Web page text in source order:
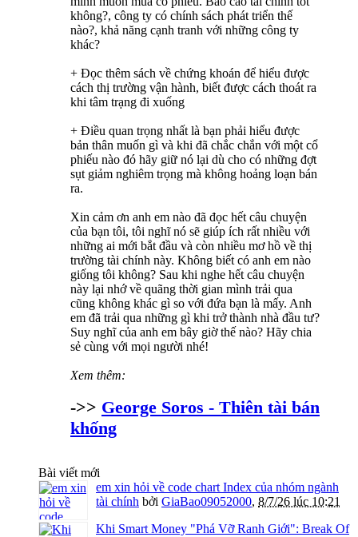
không?, công ty có chính sách phát triển thế
nào?, khả năng cạnh tranh với những công ty
khác?
+ Đọc thêm sách về chứng khoán để hiểu được
cách thị trường vận hành, biết được cách thoát ra
khi tâm trạng đi xuống
+ Điều quan trọng nhất là bạn phải hiểu được
bản thân muốn gì và khi đã chắc chắn với một cổ
phiếu nào đó hãy giữ nó lại dù cho có những đợt
sụt giảm nghiêm trọng mà không hoảng loạn bán
ra.
Xin cảm ơn anh em nào đã đọc hết câu chuyện
của bạn tôi, tôi nghĩ nó sẽ giúp ích rất nhiều với
những ai mới bắt đầu và còn nhiều mơ hồ về thị
trường tài chính này. Không biết có anh em nào
giống tôi không? Sau khi nghe hết câu chuyện
này lại nhớ về quãng thời gian mình trải qua
cũng không khác gì so với đứa bạn là mấy. Anh
em đã trải qua những gì khi trở thành nhà đầu tư?
Suy nghĩ của anh em bây giờ thế nào? Hãy chia
sẻ cùng với mọi người nhé!
Xem thêm:
->> George Soros - Thiên tài bán
khống
Bài viết mới
em xin hỏi về code chart Index của nhóm ngành
tài chính bởi GiaBao09052000, 8/7/26 lúc 10:21
Khi Smart Money "Phá Vỡ Ranh Giới": Break Of